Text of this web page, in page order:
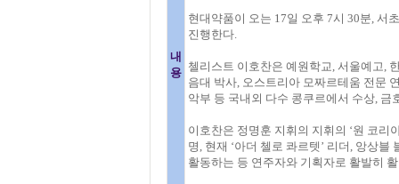
내
용
현대약품이 오는 17일 오후 7시 30분, 서
진행한다.
첼리스트 이호찬은 예원학교, 서울예고,
음대 박사, 오스트리아 모짜르테움 전문
악부 등 국내외 다수 콩쿠르에서 수상,
이호찬은 정명훈 지휘의 지휘의 ‘원 코리
명, 현재 ‘아더 첼로 콰르텟’ 리더, 앙상블
활동하는 등 연주자와 기획자로 활발히